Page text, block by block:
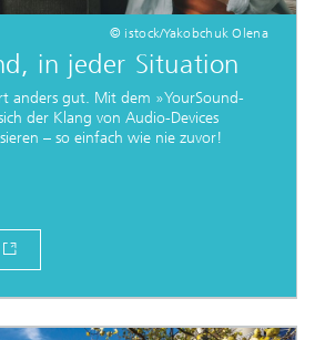
© istock/Yakobchuk Olena
in jeder Situation
anders gut. Mit dem »YourSound-
der Klang von Audio-Devices
– so einfach wie nie zuvor!